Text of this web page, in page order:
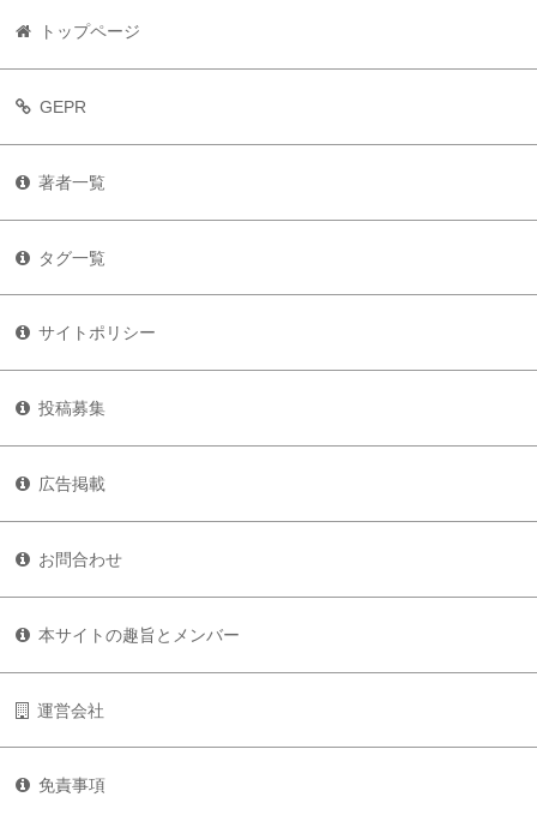
トップページ
GEPR
著者一覧
タグ一覧
サイトポリシー
投稿募集
広告掲載
お問合わせ
本サイトの趣旨とメンバー
運営会社
免責事項